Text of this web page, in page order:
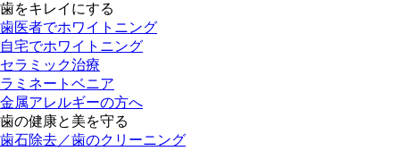
歯をキレイにする
歯医者でホワイトニング
自宅でホワイトニング
セラミック治療
ラミネートベニア
金属アレルギーの方へ
歯の健康と美を守る
歯石除去／歯のクリーニング